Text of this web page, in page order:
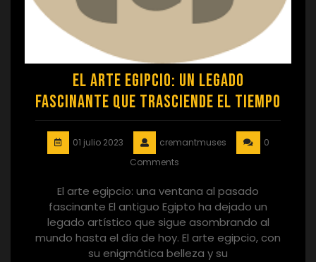
El Arte Egipcio: Un Legado
Fascinante que Trasciende el Tiempo
01 julio 2023 cremantmuses
0
Comments
El arte egipcio: una ventana al pasado
fascinante El antiguo Egipto ha dejado un
legado artístico que sigue asombrando al
mundo hasta el día de hoy. El arte egipcio, con
su enigmática belleza y su